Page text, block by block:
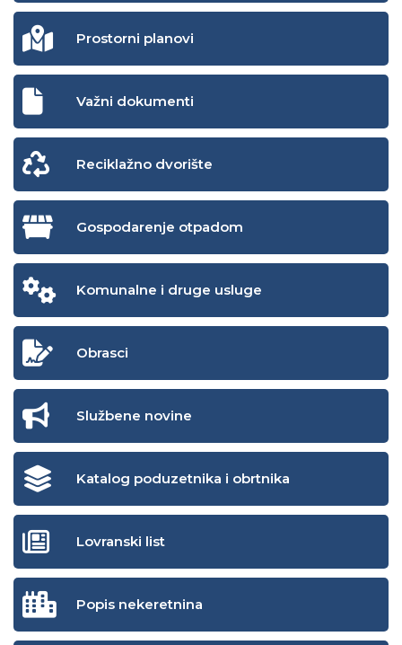
Prostorni planovi
Važni dokumenti
Reciklažno dvorište
Gospodarenje otpadom
Komunalne i druge usluge
Obrasci
Službene novine
Katalog poduzetnika i obrtnika
Lovranski list
Popis nekeretnina